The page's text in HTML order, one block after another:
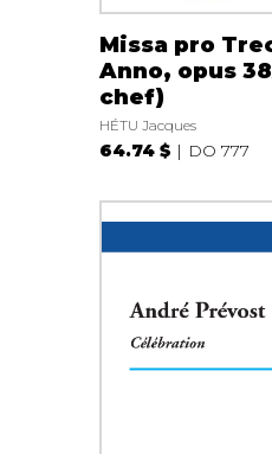
Missa pro
Anno, opus
chef)
HÉTU Jacques
64.74 $ DO 777